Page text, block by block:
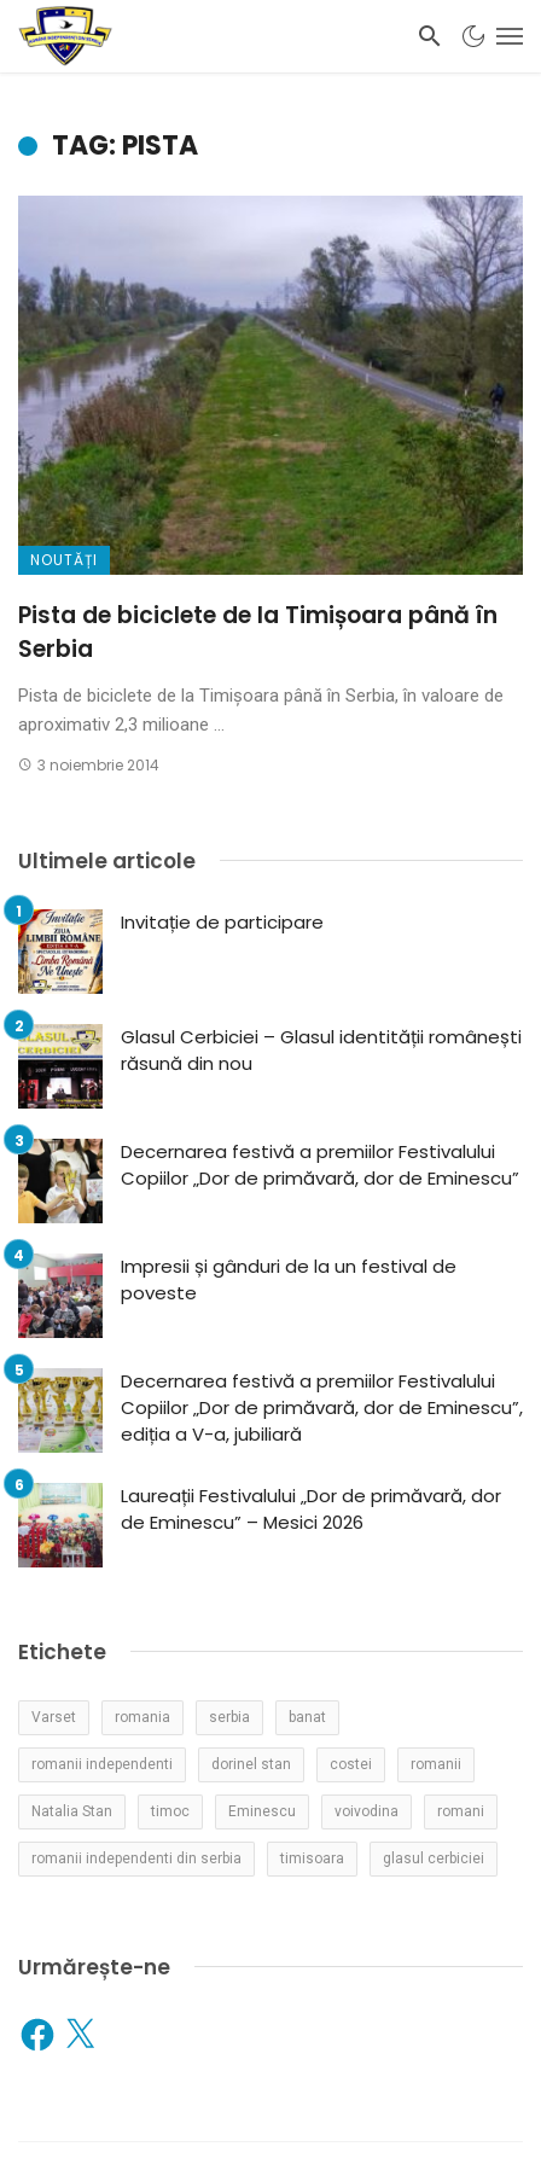
TAG: PISTA
NOUTĂȚI
Pista de biciclete de la Timișoara până în
Serbia
Pista de biciclete de la Timișoara până în Serbia, în valoare de
aproximativ 2,3 milioane ...
3 noiembrie 2014
Ultimele articole
Invitație de participare
Glasul Cerbiciei – Glasul identității românești
răsună din nou
Decernarea festivă a premiilor Festivalului
Copiilor „Dor de primăvară, dor de Eminescu”
Impresii și gânduri de la un festival de
poveste
Decernarea festivă a premiilor Festivalului
Copiilor „Dor de primăvară, dor de Eminescu”,
ediția a V-a, jubiliară
Laureații Festivalului „Dor de primăvară, dor
de Eminescu” – Mesici 2026
Etichete
Varset romania serbia banat
romanii independenti dorinel stan costei romanii
Natalia Stan timoc Eminescu voivodina romani
romanii independenti din serbia timisoara glasul cerbiciei
Urmărește-ne
Facebook
X